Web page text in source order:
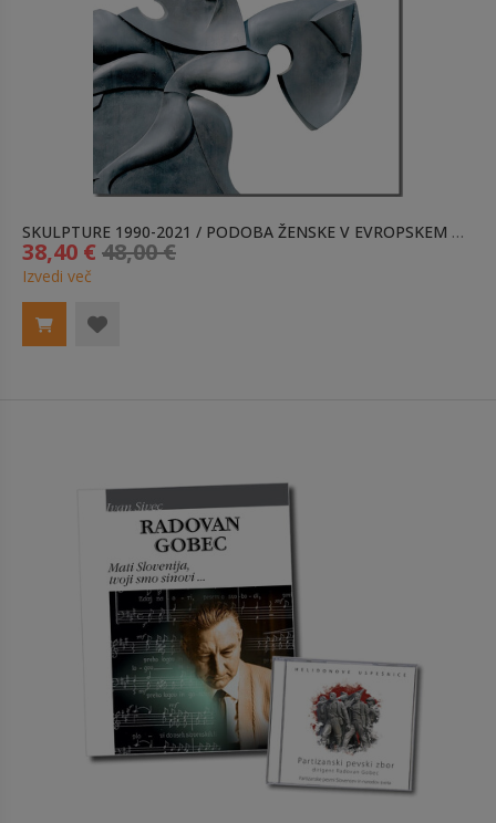
SKULPTURE 1990-2021 / PODOBA ŽENSKE V EVROPSKEM PROSTORU
38,40 € 48,00 €
Izvedi več